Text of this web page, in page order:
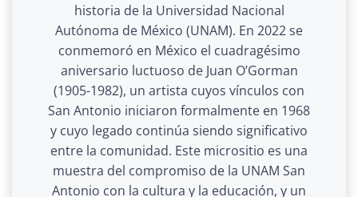
historia de la Universidad Nacional
Autónoma de México (UNAM). En 2022 se
conmemoró en México el cuadragésimo
aniversario luctuoso de Juan O’Gorman
(1905-1982), un artista cuyos vínculos con
San Antonio iniciaron formalmente en 1968
y cuyo legado continúa siendo significativo
entre la comunidad. Este micrositio es una
muestra del compromiso de la UNAM San
Antonio con la cultura y la educación, y un